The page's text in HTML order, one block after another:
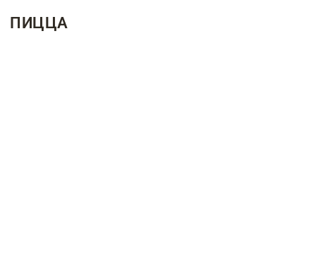
ПИЦЦА